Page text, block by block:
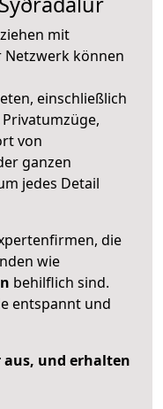
mit
Netzwerk können
einschließlich
von
ganzen
jedes Detail
die
wie
behilflich sind.
entspannt und
aus, und erhalten